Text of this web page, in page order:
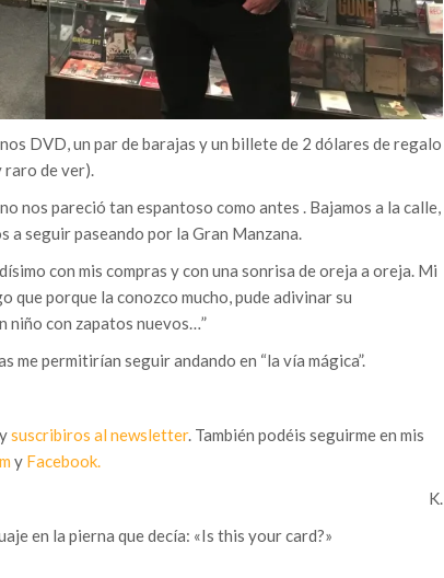
DVD, un par de barajas y un billete de 2 dólares de regalo
raro de ver).
nos pareció tan espantoso como antes . Bajamos a la calle,
a seguir paseando por la Gran Manzana.
con mis compras y con una sonrisa de oreja a oreja. Mi
que porque la conozco mucho, pude adivinar su
niño con zapatos nuevos…”
me permitirían seguir andando en “la vía mágica”.
suscribiros al newsletter. También podéis seguirme en mis
y Facebook.
K.
en la pierna que decía: «Is this your card?»